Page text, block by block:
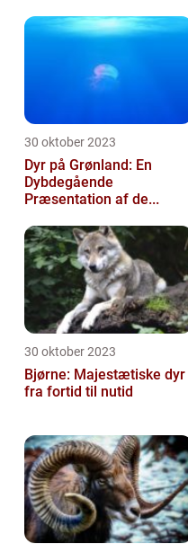
30 oktober 2023
Dyr på Grønland: En
Dybdegående
Præsentation af de...
30 oktober 2023
Bjørne: Majestætiske dyr
fra fortid til nutid